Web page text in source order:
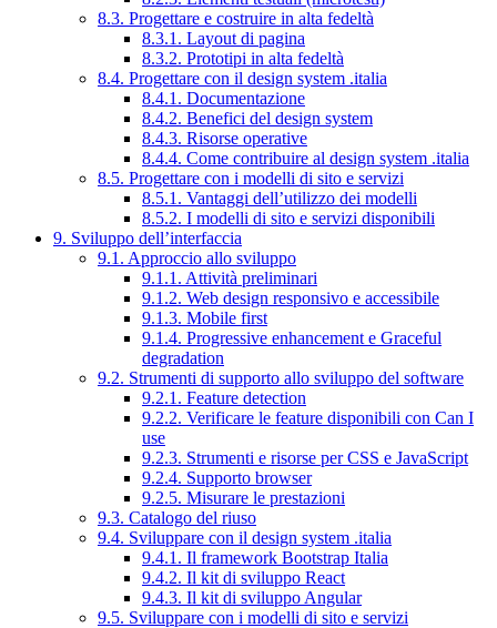
8.3. Progettare e costruire in alta fedeltà
8.3.1. Layout di pagina
8.3.2. Prototipi in alta fedeltà
8.4. Progettare con il design system .italia
8.4.1. Documentazione
8.4.2. Benefici del design system
8.4.3. Risorse operative
8.4.4. Come contribuire al design system .italia
8.5. Progettare con i modelli di sito e servizi
8.5.1. Vantaggi dell’utilizzo dei modelli
8.5.2. I modelli di sito e servizi disponibili
9. Sviluppo dell’interfaccia
9.1. Approccio allo sviluppo
9.1.1. Attività preliminari
9.1.2. Web design responsivo e accessibile
9.1.3. Mobile first
9.1.4. Progressive enhancement e Graceful
degradation
9.2. Strumenti di supporto allo sviluppo del software
9.2.1. Feature detection
9.2.2. Verificare le feature disponibili con Can I
use
9.2.3. Strumenti e risorse per CSS e JavaScript
9.2.4. Supporto browser
9.2.5. Misurare le prestazioni
9.3. Catalogo del riuso
9.4. Sviluppare con il design system .italia
9.4.1. Il framework Bootstrap Italia
9.4.2. Il kit di sviluppo React
9.4.3. Il kit di sviluppo Angular
9.5. Sviluppare con i modelli di sito e servizi